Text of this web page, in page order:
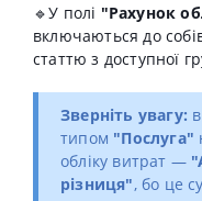
🔹У полі "Рахунок
включаються до
статтю з доступної
Зверніть увагу:
типом "Послуга"
обліку витрат —
різниця", бо це